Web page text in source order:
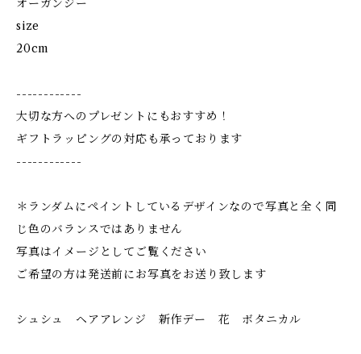
オーガンジー
size
20cm
------------
大切な方へのプレゼントにもおすすめ！
ギフトラッピングの対応も承っております
------------
＊ランダムにペイントしているデザインなので写真と全く同
じ色のバランスではありません
写真はイメージとしてご覧ください
ご希望の方は発送前にお写真をお送り致します
シュシュ ヘアアレンジ 新作デー 花 ボタニカル